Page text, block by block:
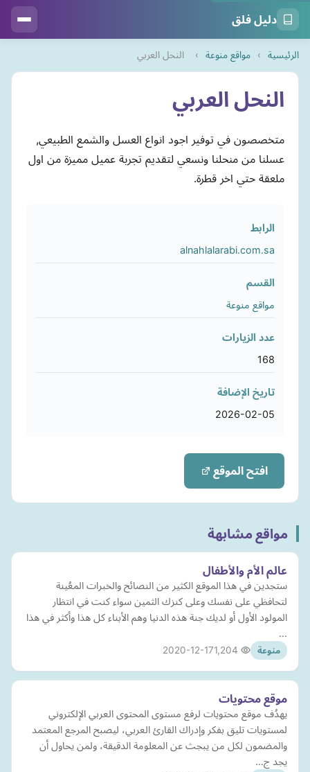
دليل فلق
الرئيسية › مواقع منوعة › النحل العربي
النحل العربي
متخصصون في توفير اجود انواع العسل والشمع الطبيعي,
عسلنا من منحلنا ونسعي لتقديم تجربة عميل مميزة من اول
ملعقة حتي اخر قطرة.
الرابط
alnahlalarabi.com.sa
القسم
مواقع منوعة
عدد الزيارات
168
تاريخ الإضافة
2026-02-05
افتح الموقع
مواقع مشابهة
عالم الأم والأطفال
ستجدين في هذا الموقع الكثير من النصائح والخبرات المعُينة
لتحافظي على نفسك وعلى كنزك الثمين سواء كنت في انتظار
المولود الأول أو لديك جنة هذه الدنيا وهم الأبناء كل هذا وأكثر في هذا
…
منوعة 2020-12-17
موقع محتويات
يهدُف موقع محتويات لرفع مستوى المحتوى العربي الإلكتروني
لمستويات تليق بفكر وإدراك القارئ العربي، ليصبح المرجع المعتمد
والمضمون لكل من يبجث عن المعلومة الدقيقة، ولمن يحاول أن
يجد ج…